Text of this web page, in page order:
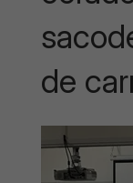
de